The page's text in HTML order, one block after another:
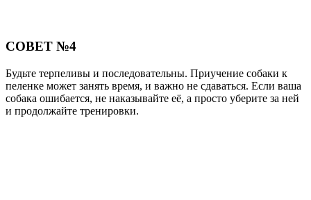
СОВЕТ №4
Будьте терпеливы и последовательны. Приучение собаки к
пеленке может занять время, и важно не сдаваться. Если ваша
собака ошибается, не наказывайте её, а просто уберите за ней
и продолжайте тренировки.